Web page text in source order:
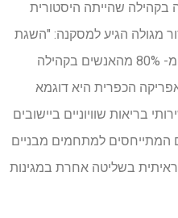
בקהילה שהייתה היסטורית
מגולה הגיע למסקנה: "השגת
בקרת יתר לחץ דם בקרב למעלה מ- 80% מהאנשים בקהילה
הכפרית היא דוגמא
בריאות שוויוניים ביישובים
המתייחסים למתחמים מבניים
בשליטה אחרת במגינות